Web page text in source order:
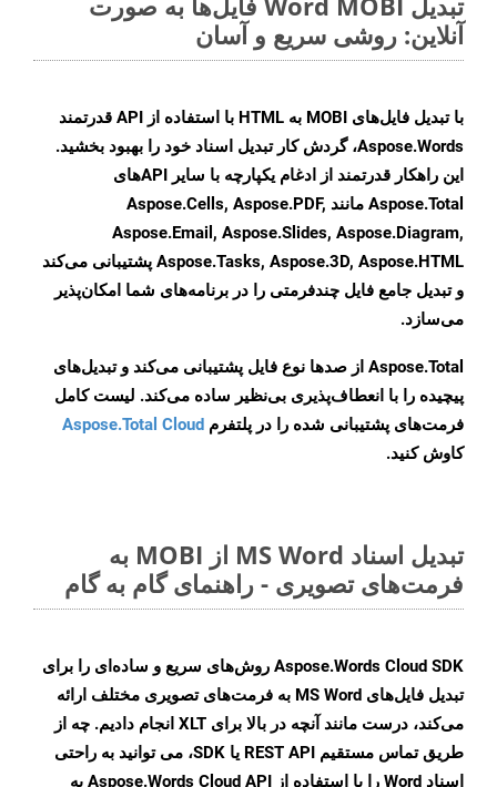
آنلاین: روشی سریع و آسان
با تبدیل فایل‌های MOBI به HTML با استفاده از API قدرتمند
Aspose.Words، گردش کار تبدیل اسناد خود را بهبود بخشید.
این راهکار قدرتمند از ادغام یکپارچه با سایر APIهای
Aspose.Total مانند Aspose.Cells, Aspose.PDF,
Aspose.Email, Aspose.Slides, Aspose.Diagram,
Aspose.Tasks, Aspose.3D, Aspose.HTML پشتیبانی می‌کند
و تبدیل جامع فایل چندفرمتی را در برنامه‌های شما امکان‌پذیر
می‌سازد.
Aspose.Total از صدها نوع فایل پشتیبانی می‌کند و تبدیل‌های
پیچیده را با انعطاف‌پذیری بی‌نظیر ساده می‌کند. لیست کامل
فرمت‌های پشتیبانی شده را در پلتفرم Aspose.Total Cloud
کاوش کنید.
تبدیل اسناد MS Word از MOBI به
فرمت‌های تصویری - راهنمای گام به گام
Aspose.Words Cloud SDK روش‌های سریع و ساده‌ای را برای
تبدیل فایل‌های MS Word به فرمت‌های تصویری مختلف ارائه
می‌کند، درست مانند آنچه در بالا برای XLT انجام دادیم. چه از
طریق تماس مستقیم REST API یا SDK، می توانید به راحتی
اسناد Word را با استفاده از Aspose.Words Cloud API به